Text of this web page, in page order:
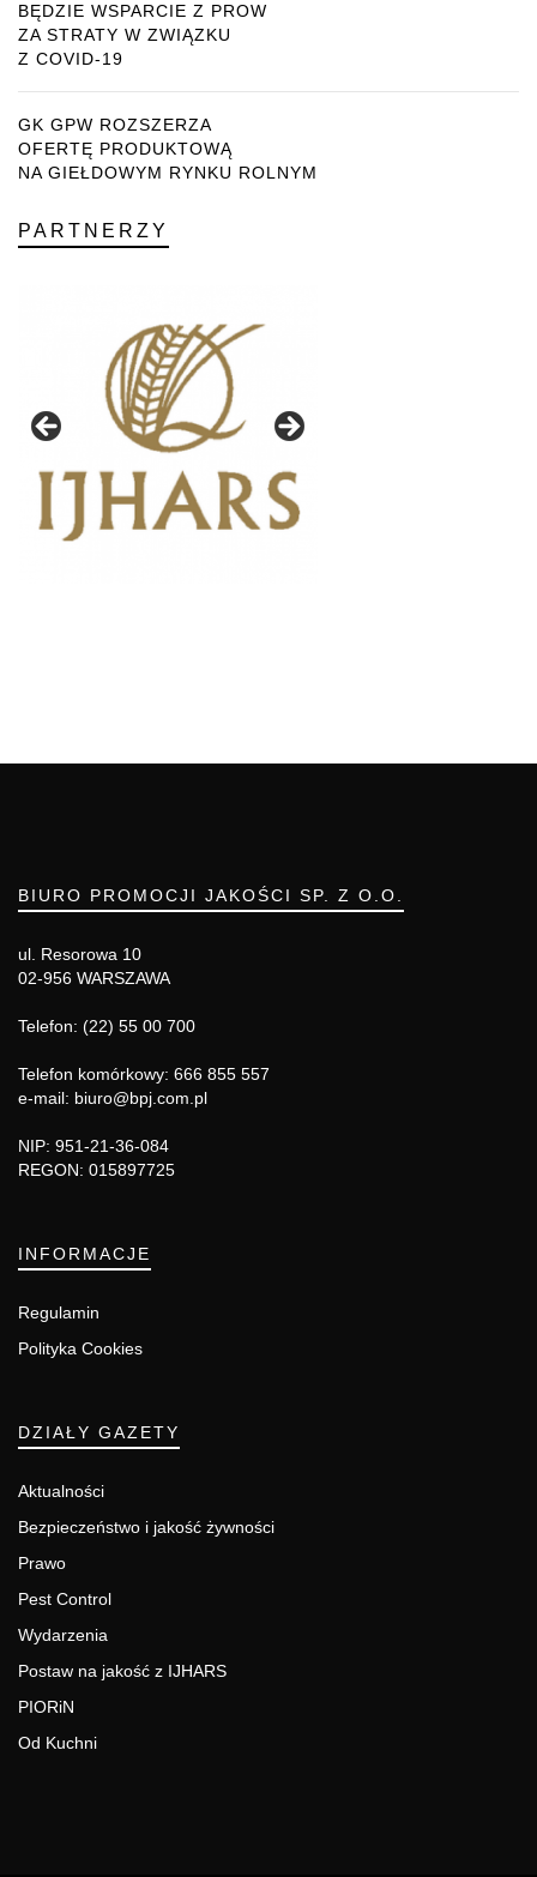
BĘDZIE WSPARCIE Z PROW
ZA STRATY W ZWIĄZKU
Z COVID-19
GK GPW ROZSZERZA
OFERTĘ PRODUKTOWĄ
NA GIEŁDOWYM RYNKU ROLNYM
PARTNERZY
BIURO PROMOCJI JAKOŚCI SP. Z O.O.
ul. Resorowa 10
02-956 WARSZAWA
Telefon: (22) 55 00 700
Telefon komórkowy: 666 855 557
e-mail: biuro@bpj.com.pl
NIP: 951-21-36-084
REGON: 015897725
INFORMACJE
Regulamin
Polityka Cookies
DZIAŁY GAZETY
Aktualności
Bezpieczeństwo i jakość żywności
Prawo
Pest Control
Wydarzenia
Postaw na jakość z IJHARS
PIORiN
Od Kuchni